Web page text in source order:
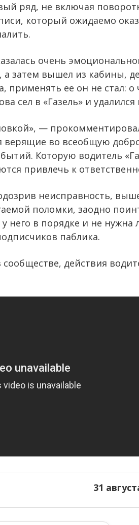
ряд, не включая
который ожидаемо
очень
затем вышел из кабины,
применять ее он не стал: о
сел в «Газель» и удалился
—
верящие во всеобщую
Которую водитель
привлечь к
неисправность,
поломки, заодно
него в порядке и не нужна
паблика.
действия
31